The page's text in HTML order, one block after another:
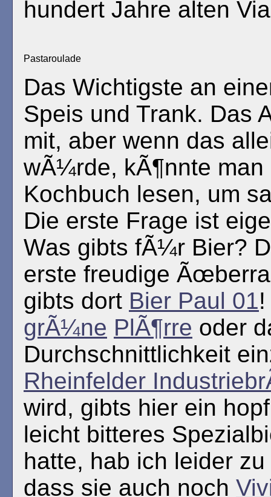
hundert Jahre alten
Pastaroulade
Das Wichtigste an
Speis und Trank. Das
mit, aber wenn das
wÃ¼rde, kÃ¶nnte man
Kochbuch lesen, um
Die erste Frage ist
Was gibts fÃ¼r Bier?
erste freudige
gibts dort Bier Paul 01
grÃ¼ne PlÃ¶rre oder
Durchschnittlichkeit
Rheinfelder
wird, gibts hier ein
leicht bitteres
hatte, hab ich leider
dass sie auch noch